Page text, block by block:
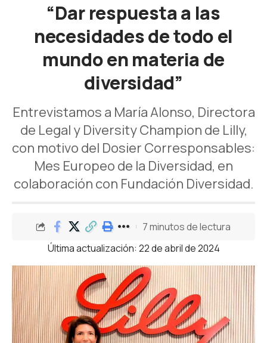
“Dar respuesta a las
necesidades de todo el
mundo en materia de
diversidad”
Entrevistamos a María Alonso, Directora
de Legal y Diversity Champion de Lilly,
con motivo del Dosier Corresponsables:
Mes Europeo de la Diversidad, en
colaboración con Fundación Diversidad.
Última actualización: 22 de abril de 2024
7 minutos de lectura